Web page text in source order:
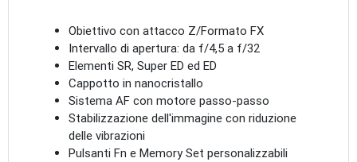
Obiettivo con attacco Z/Formato FX
Intervallo di apertura: da f/4,5 a f/32
Elementi SR, Super ED ed ED
Cappotto in nanocristallo
Sistema AF con motore passo-passo
Stabilizzazione dell'immagine con riduzione
delle vibrazioni
Pulsanti Fn e Memory Set personalizzabili